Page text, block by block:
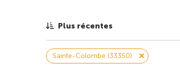
Plus récentes
Sainte-Colombe (33350)